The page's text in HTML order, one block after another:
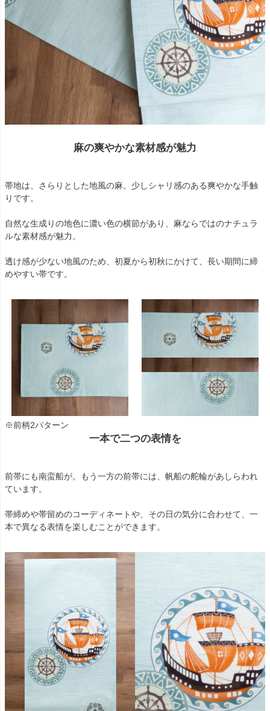
麻の爽やかな素材感が魅力
帯地は、さらりとした地風の麻。少しシャリ感のある爽やかな手触
りです。
自然な生成りの地色に濃い色の横節があり、麻ならではのナチュラ
ルな素材感が魅力。
透け感が少ない地風のため、初夏から初秋にかけて、長い期間に締
めやすい帯です。
※前柄2パターン
一本で二つの表情を
前帯にも南蛮船が。もう一方の前帯には、帆船の舵輪があしらわれ
ています。
帯締めや帯留めのコーディネートや、その日の気分に合わせて、一
本で異なる表情を楽しむことができます。